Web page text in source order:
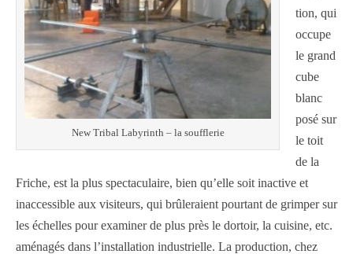
New Tribal Labyrinth – la soufflerie
tion, qui
occupe
le grand
cube
blanc
posé sur
le toit
de la
Friche, est la plus spectaculaire, bien qu’elle soit inactive et
inaccessible aux visiteurs, qui brûleraient pourtant de grimper sur
les échelles pour examiner de plus près le dortoir, la cuisine, etc.
aménagés dans l’installation industrielle. La production, chez